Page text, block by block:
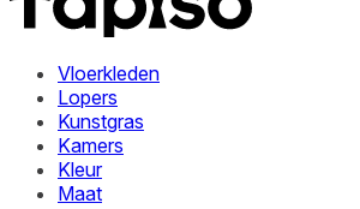
Vloerkleden
Lopers
Kunstgras
Kamers
Kleur
Maat